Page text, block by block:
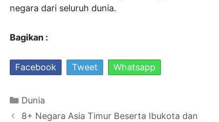
negara dari seluruh dunia.
Bagikan :
Facebook Tweet Whatsapp
Kategori
Dunia
Navigasi
8+ Negara Asia Timur Beserta Ibukota dan